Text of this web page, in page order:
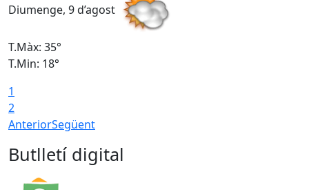
Diumenge, 9 d’agost
T.Màx: 35°
T.Min: 18°
1
2
AnteriorSegüent
Butlletí digital